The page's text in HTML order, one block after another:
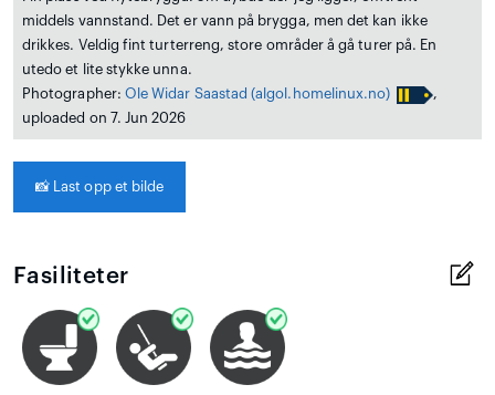
middels vannstand. Det er vann på brygga, men det kan ikke
drikkes. Veldig fint turterreng, store områder å gå turer på. En
utedo et lite stykke unna.
Photographer: Ole Widar Saastad (algol.homelinux.no)
,
uploaded on 7. Jun 2026
📸 Last opp et bilde
Fasiliteter